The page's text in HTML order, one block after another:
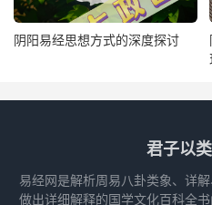
阴阳易经思想方式的深度探讨
君子以
易经网是解析周易八卦类象、详
做出详细解释的国学文化百科全